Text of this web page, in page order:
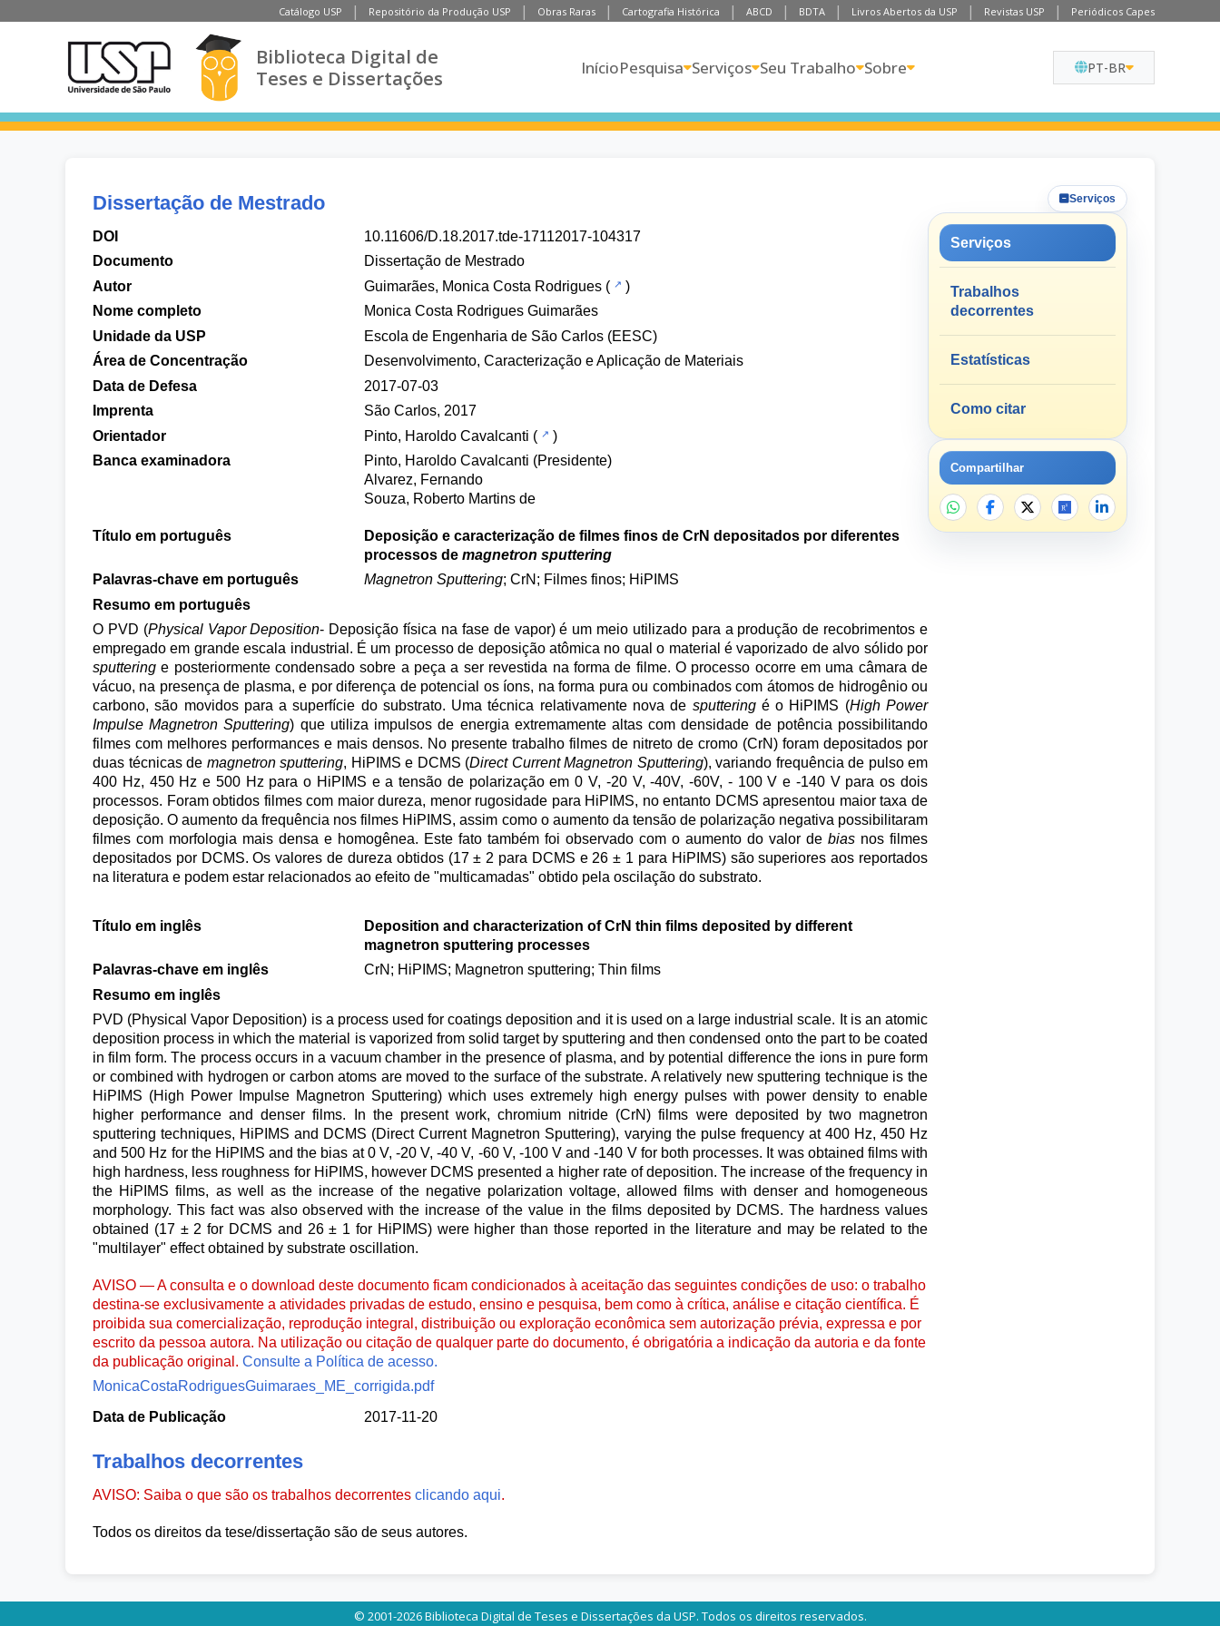
Catálogo USP Repositório da Produção USP Obras Raras Cartografia Histórica ABCD BDTA Livros Abertos da USP Revistas USP Periódicos Capes
Biblioteca Digital de
Teses e Dissertações
InícioPesquisa Serviços Seu Trabalho Sobre PT-BR
Dissertação de Mestrado
DOI
10.11606/D.18.2017.tde-17112017-104317
Documento
Dissertação de Mestrado
Autor
Guimarães, Monica Costa Rodrigues (
)
Nome completo
Monica Costa Rodrigues Guimarães
Unidade da USP
Escola de Engenharia de São Carlos (EESC)
Área de Concentração
Desenvolvimento, Caracterização e Aplicação de Materiais
Data de Defesa
2017-07-03
Imprenta
São Carlos, 2017
Orientador
Pinto, Haroldo Cavalcanti (
)
Banca examinadora
Pinto, Haroldo Cavalcanti (Presidente)
Alvarez, Fernando
Souza, Roberto Martins de
Título em português
Deposição e caracterização de filmes finos de CrN depositados por diferentes
processos de magnetron sputtering
Palavras-chave em português
Magnetron Sputtering; CrN; Filmes finos; HiPIMS
Resumo em português
O PVD (Physical Vapor Deposition- Deposição física na fase de vapor) é um meio utilizado para a produção de recobrimentos e
empregado em grande escala industrial. É um processo de deposição atômica no qual o material é vaporizado de alvo sólido por
sputtering e posteriormente condensado sobre a peça a ser revestida na forma de filme. O processo ocorre em uma câmara de
vácuo, na presença de plasma, e por diferença de potencial os íons, na forma pura ou combinados com átomos de hidrogênio ou
carbono, são movidos para a superfície do substrato. Uma técnica relativamente nova de sputteringé o HiPIMS (High Power
Impulse Magnetron Sputtering) que utiliza impulsos de energia extremamente altas com densidade de potência possibilitando
filmes com melhores performances e mais densos. No presente trabalho filmes de nitreto de cromo (CrN) foram depositados por
duas técnicas de magnetron sputtering, HiPIMS e DCMS (Direct Current Magnetron Sputtering), variando frequência de pulso em
400 Hz, 450 Hz e 500 Hz para o HiPIMS e a tensão de polarização em 0 V, -20 V, -40V, -60V, - 100 V e -140 V para os dois
processos. Foram obtidos filmes com maior dureza, menor rugosidade para HiPIMS, no entanto DCMS apresentou maior taxa de
deposição. O aumento da frequência nos filmes HiPIMS, assim como o aumento da tensão de polarização negativa possibilitaram
filmes com morfologia mais densa e homogênea. Este fato também foi observado com o aumento do valor de bias nos filmes
depositados por DCMS. Os valores de dureza obtidos (17 ± 2 para DCMS e 26 ± 1 para HiPIMS) são superiores aos reportados
na literatura e podem estar relacionados ao efeito de "multicamadas" obtido pela oscilação do substrato.
Título em inglês
Deposition and characterization of CrN thin films deposited by different
magnetron sputtering processes
Palavras-chave em inglês
CrN; HiPIMS; Magnetron sputtering; Thin films
Resumo em inglês
PVD (Physical Vapor Deposition) is a process used for coatings deposition and it is used on a large industrial scale. It is an atomic
deposition process in which the material is vaporized from solid target by sputtering and then condensed onto the part to be coated
in film form. The process occurs in a vacuum chamber in the presence of plasma, and by potential difference the ions in pure form
or combined with hydrogen or carbon atoms are moved to the surface of the substrate. A relatively new sputtering technique is the
HiPIMS (High Power Impulse Magnetron Sputtering) which uses extremely high energy pulses with power density to enable
higher performance and denser films. In the present work, chromium nitride (CrN) films were deposited by two magnetron
sputtering techniques, HiPIMS and DCMS (Direct Current Magnetron Sputtering), varying the pulse frequency at 400 Hz, 450 Hz
and 500 Hz for the HiPIMS and the bias at 0 V, -20 V, -40 V, -60 V, -100 V and -140 V for both processes. It was obtained films with
high hardness, less roughness for HiPIMS, however DCMS presented a higher rate of deposition. The increase of the frequency in
the HiPIMS films, as well as the increase of the negative polarization voltage, allowed films with denser and homogeneous
morphology. This fact was also observed with the increase of the value in the films deposited by DCMS. The hardness values
obtained (17 ± 2 for DCMS and 26 ± 1 for HiPIMS) were higher than those reported in the literature and may be related to the
"multilayer" effect obtained by substrate oscillation.
AVISO — A consulta e o download deste documento ficam condicionados à aceitação das seguintes condições de uso: o trabalho
destina-se exclusivamente a atividades privadas de estudo, ensino e pesquisa, bem como à crítica, análise e citação científica. É
proibida sua comercialização, reprodução integral, distribuição ou exploração econômica sem autorização prévia, expressa e por
escrito da pessoa autora. Na utilização ou citação de qualquer parte do documento, é obrigatória a indicação da autoria e da fonte
da publicação original. Consulte a Política de acesso.
MonicaCostaRodriguesGuimaraes_ME_corrigida.pdf
Data de Publicação
2017-11-20
Trabalhos decorrentes
AVISO: Saiba o que são os trabalhos decorrentes clicando aqui.
Todos os direitos da tese/dissertação são de seus autores.
Serviços
Serviços
Trabalhos
decorrentes
Estatísticas
Como citar
Compartilhar
© 2001-2026 Biblioteca Digital de Teses e Dissertações da USP. Todos os direitos reservados.